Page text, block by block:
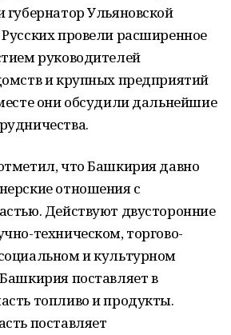
губернатор Ульяновской
провели расширенное
руководителей
и крупных предприятий
они обсудили дальнейшие
что Башкирия давно
отношения с
Действуют двусторонние
техническом, торгово-
и культурном
поставляет в
топливо и продукты.
поставляет